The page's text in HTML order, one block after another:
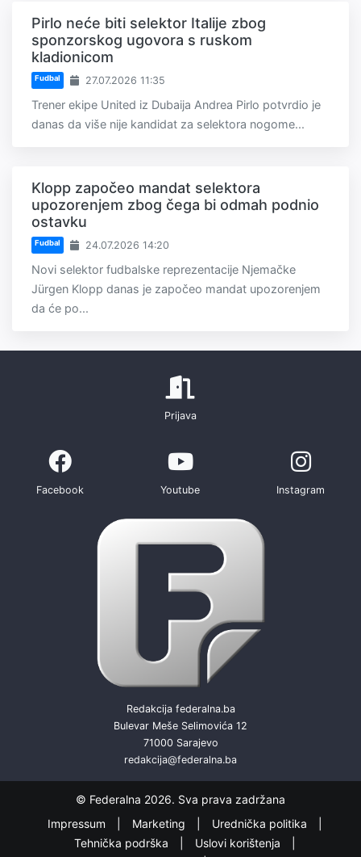
Pirlo neće biti selektor Italije zbog
sponzorskog ugovora s ruskom
kladionicom
Fudbal 27.07.2026 11:35
Trener ekipe United iz Dubaija Andrea Pirlo potvrdio je
danas da više nije kandidat za selektora nogome...
Klopp započeo mandat selektora
upozorenjem zbog čega bi odmah podnio
ostavku
Fudbal 24.07.2026 14:20
Novi selektor fudbalske reprezentacije Njemačke
Jürgen Klopp danas je započeo mandat upozorenjem
da će po...
Prijava
Facebook Youtube Instagram
Redakcija federalna.ba
Bulevar Meše Selimovića 12
71000 Sarajevo
redakcija@federalna.ba
© Federalna 2026. Sva prava zadržana
Impressum
Marketing
Urednička politika
Tehnička podrška
Uslovi korištenja